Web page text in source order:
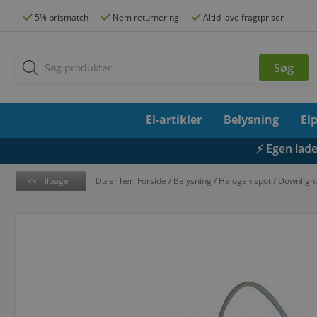
5% prismatch Nem returnering Altid lave fragtpriser
El-artikler Belysning
⚡ Egen
Tilbage Du er her: Forside / Belysning / Halogen spot/